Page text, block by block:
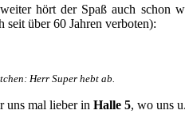
hört der Spaß auch schon
seit über 60 Jahren verboten):
Herr Super hebt ab.
uns mal lieber in Halle 5, wo uns